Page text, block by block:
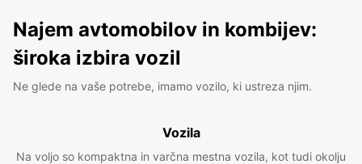
Najem avtomobilov in kombijev:
široka izbira vozil
Ne glede na vaše potrebe, imamo vozilo, ki ustreza njim.
Vozila
Na voljo so kompaktna in varčna mestna vozila, kot tudi okolju